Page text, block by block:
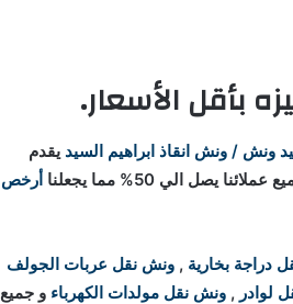
بأقل الأسعار.
ونش / ونش انقاذ ابراهيم السيد يقدم
الي 50% مما يجعلنا
أرخص
دراجة بخارية , ونش نقل عربات الجولف
لوادر , ونش نقل مولدات الكهرباء و جميع